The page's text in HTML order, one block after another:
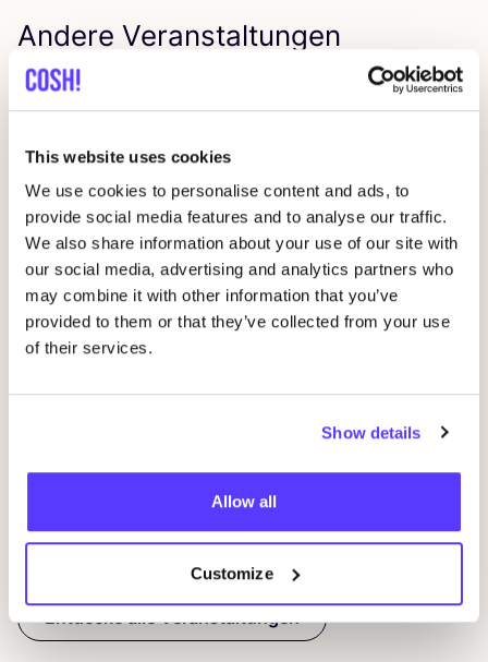
This website uses cookies
We use cookies to personalise content and ads, to
provide social media features and to analyse our traffic.
We also share information about your use of our site with
our social media, advertising and analytics partners who
may combine it with other information that you’ve
provided to them or that they’ve collected from your use
of their services.
Show details
Allow all
Customize
Andere Veranstaltungen
09 AUG
Workshop: Sticken für Anfänger*innen
PreviousNext
Entdecke alle Veranstaltungen